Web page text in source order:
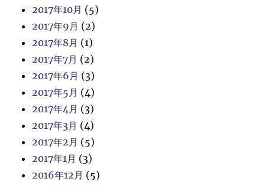
2017年10月 (5)
2017年9月 (2)
2017年8月 (1)
2017年7月 (2)
2017年6月 (3)
2017年5月 (4)
2017年4月 (3)
2017年3月 (4)
2017年2月 (5)
2017年1月 (3)
2016年12月 (5)